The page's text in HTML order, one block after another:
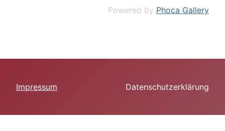
Powered by Phoca Gallery
Impressum Datenschutzerklärung